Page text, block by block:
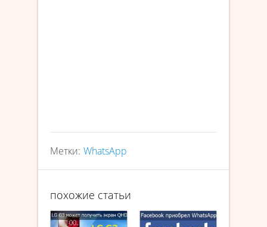
Метки: WhatsApp
похожие статьи